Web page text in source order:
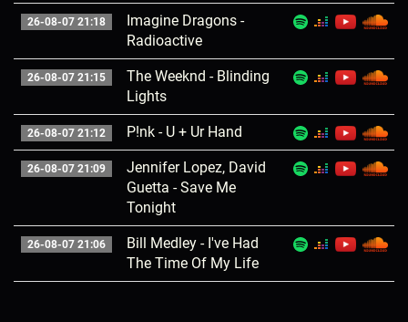
26-08-07 21:18
Imagine Dragons -
Radioactive
26-08-07 21:15
The Weeknd - Blinding
Lights
26-08-07 21:12 P!nk - U + Ur Hand
26-08-07 21:09
Jennifer Lopez, David
Guetta - Save Me
Tonight
26-08-07 21:06
Bill Medley - I've Had
The Time Of My Life